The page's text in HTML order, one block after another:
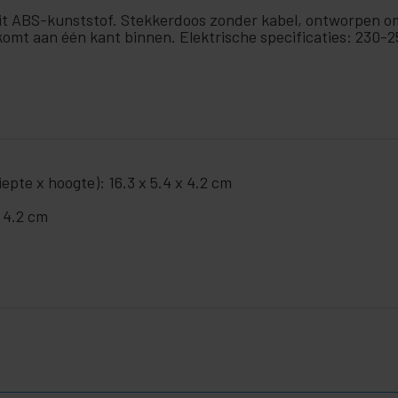
ABS-kunststof. Stekkerdoos zonder kabel, ontworpen
aan één kant binnen. Elektrische specificaties: 230-
x hoogte): 16.3 x 5.4 x 4.2 cm
cm